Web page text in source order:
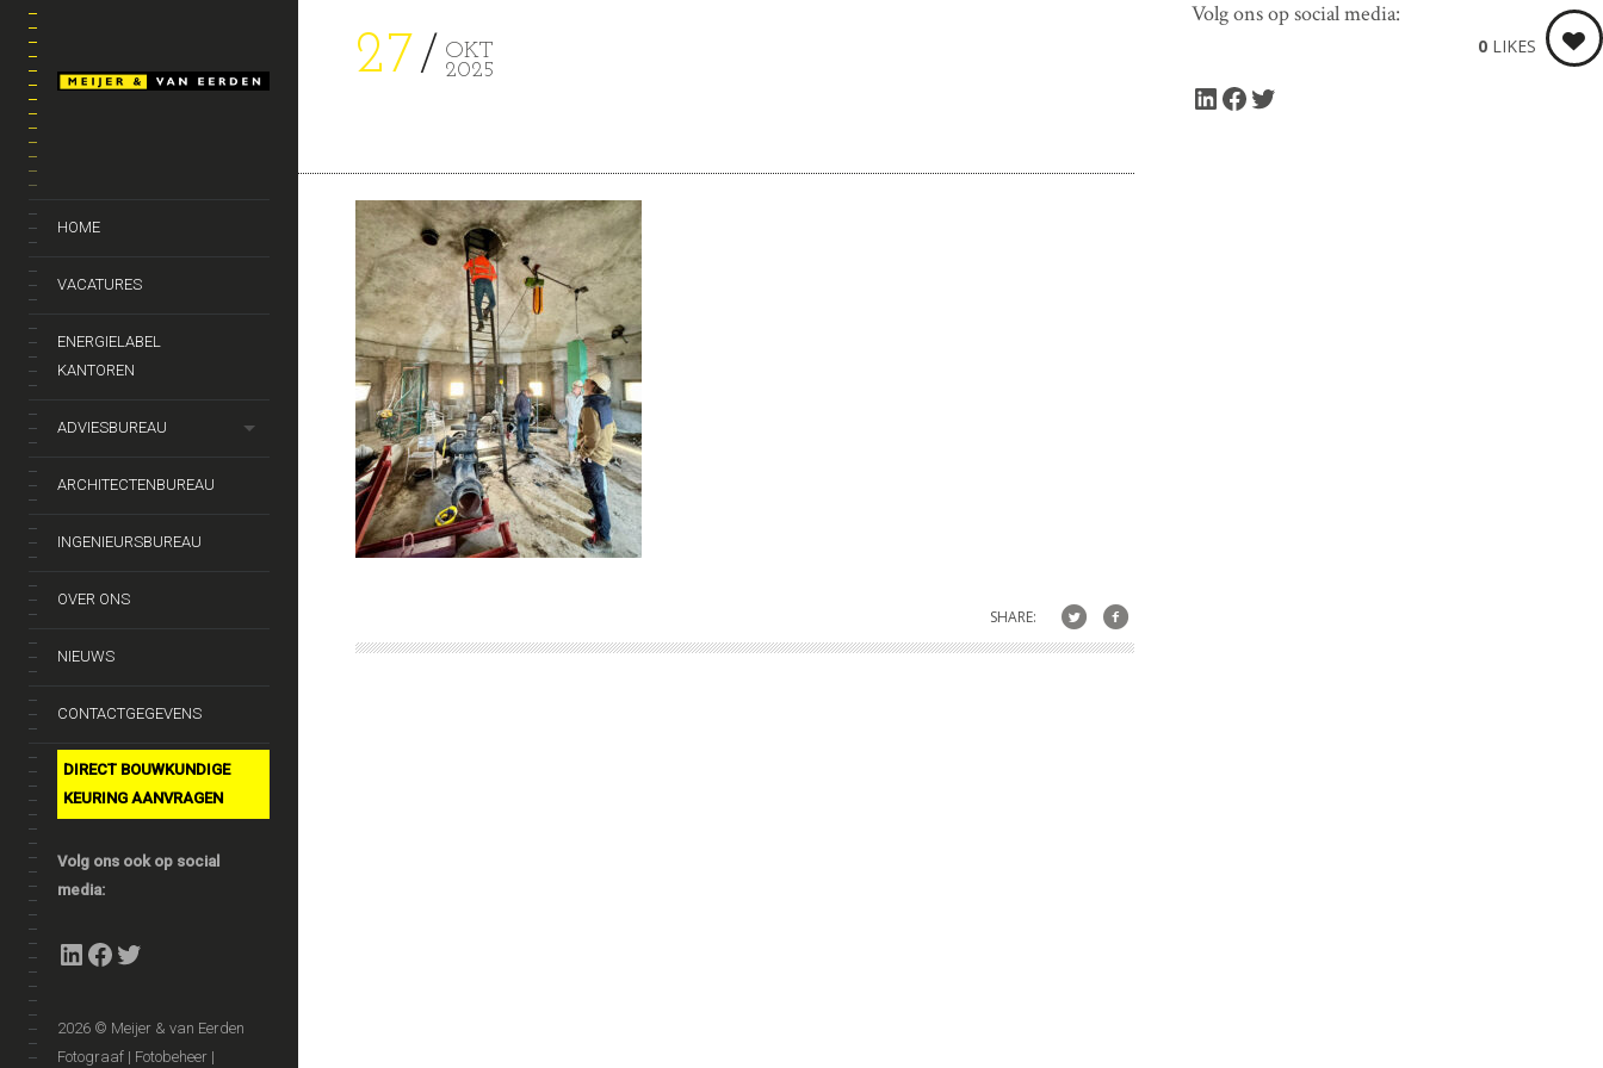
HOME
VACATURES
ENERGIELABEL
KANTOREN
ADVIESBUREAU
ARCHITECTENBUREAU
INGENIEURSBUREAU
OVER ONS
NIEUWS
CONTACTGEGEVENS
DIRECT BOUWKUNDIGE
KEURING AANVRAGEN
Volg ons ook op social
media:
LinkedIn
Facebook
2026 © Meijer & van Eerden
Fotograaf | Fotobeheer |
27
OKT
2025
0 LIKES
SHARE:
Volg ons op social media:
LinkedIn Facebook